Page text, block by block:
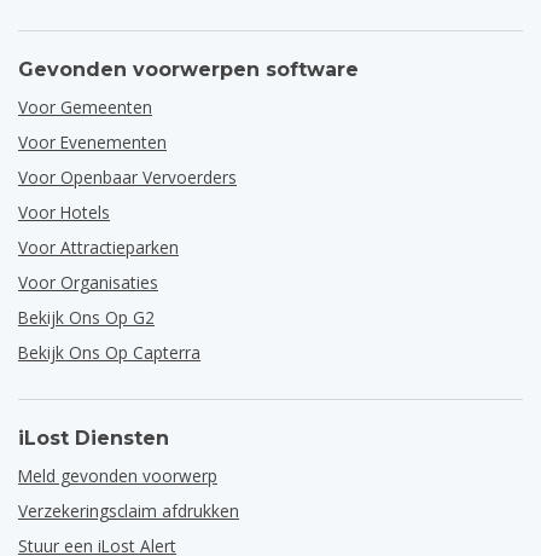
Gevonden voorwerpen software
Voor Gemeenten
Voor Evenementen
Voor Openbaar Vervoerders
Voor Hotels
Voor Attractieparken
Voor Organisaties
Bekijk Ons Op G2
Bekijk Ons Op Capterra
iLost Diensten
Meld gevonden voorwerp
Verzekeringsclaim afdrukken
Stuur een iLost Alert